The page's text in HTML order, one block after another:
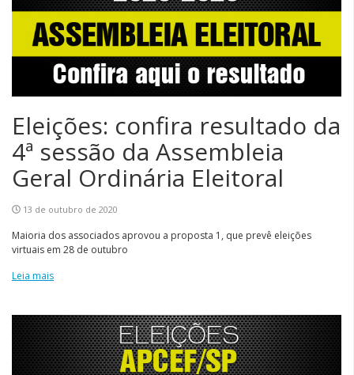
Eleições: confira resultado da
4ª sessão da Assembleia
Geral Ordinária Eleitoral
13 de outubro de 2020
Maioria dos associados aprovou a proposta 1, que prevê eleições
virtuais em 28 de outubro
Leia mais